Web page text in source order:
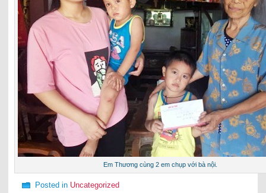
Em Thương cùng 2 em chụp với bà nội.
Posted in Uncategorized